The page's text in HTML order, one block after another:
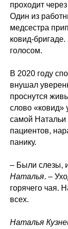
проходит
Один из
медсестра
ковид-
голосом.
В 2020 году
внушал
проснутся
слово «ковид»
самой
пациентов,
панику.
– Были слезы,
Наталья. –
горячего чая.
всех.
Наталья